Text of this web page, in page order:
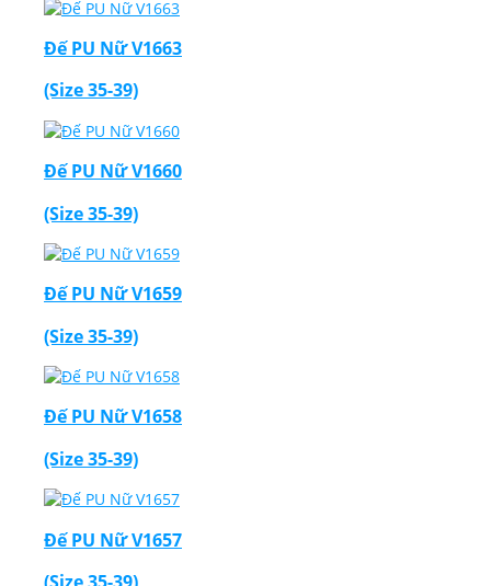
Đế PU Nữ V1663
(Size 35-39)
Đế PU Nữ V1660
(Size 35-39)
Đế PU Nữ V1659
(Size 35-39)
Đế PU Nữ V1658
(Size 35-39)
Đế PU Nữ V1657